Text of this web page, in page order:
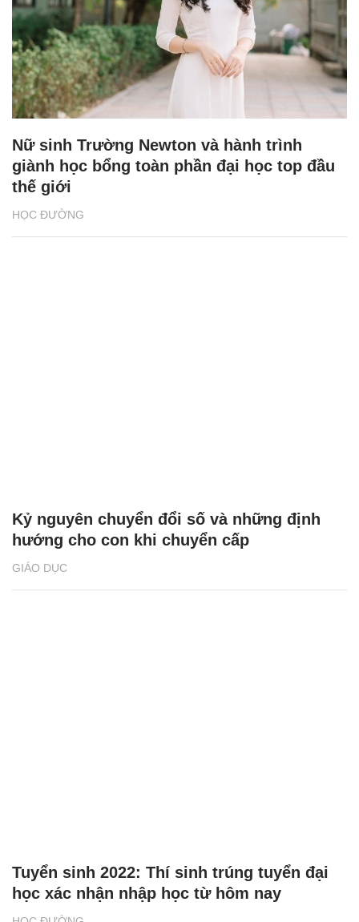
HỌC ĐƯỜNG
Nữ sinh Trường Newton và hành trình
giành học bổng toàn phần đại học top đầu
thế giới
GIÁO DỤC
Kỷ nguyên chuyển đổi số và những định
hướng cho con khi chuyển cấp
Tuyển sinh 2022: Thí sinh trúng tuyển đại
học xác nhận nhập học từ hôm nay